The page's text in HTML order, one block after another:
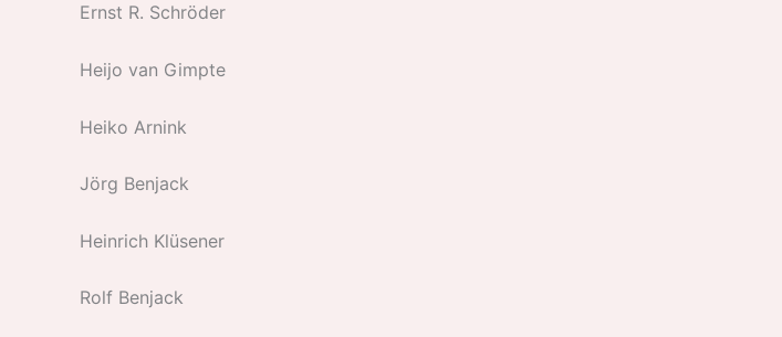
Ernst R. Schröder
Heijo van Gimpte
Heiko Arnink
Jörg Benjack
Heinrich Klüsener
Rolf Benjack